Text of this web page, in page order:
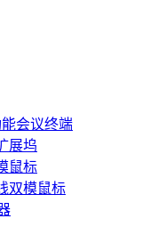
能会议终端
展坞
鼠标
双模鼠标